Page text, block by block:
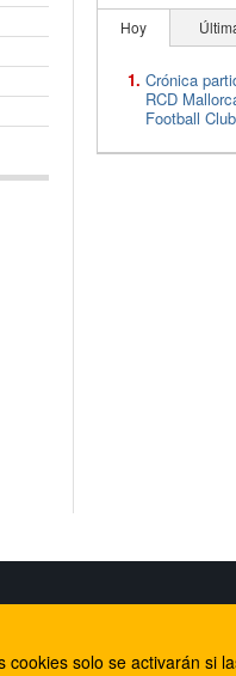
Hoy
Crónica
RCD
Football Club
solo se activarán si